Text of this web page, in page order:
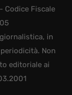
Codice Fiscale
in
Non
editoriale ai